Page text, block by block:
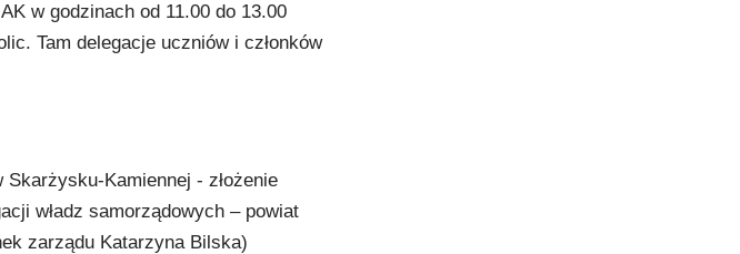
w godzinach od 11.00 do 13.00
Tam delegacje uczniów i członków
Kamiennej - złożenie
władz samorządowych – powiat
zarządu Katarzyna Bilska)